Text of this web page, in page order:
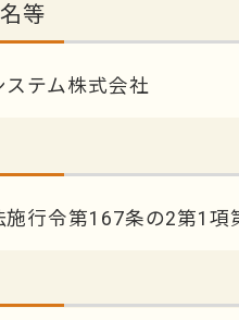
等
ステム株式会社
施行令第167条の2第1項